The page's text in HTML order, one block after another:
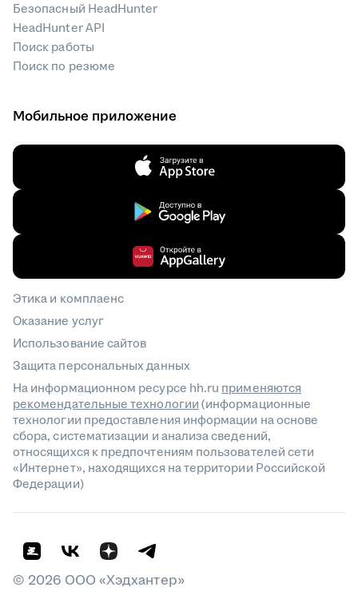
Безопасный HeadHunter
HeadHunter API
Поиск работы
Поиск по резюме
Мобильное приложение
Этика и комплаенс
Оказание услуг
Использование сайтов
Защита персональных данных
На информационном ресурсе hh.ru применяются
рекомендательные технологии(информационные
технологии предоставления информации на основе
сбора, систематизации и анализа сведений,
относящихся к предпочтениям пользователей сети
«Интернет», находящихся на территории Российской
Федерации)
© 2026 ООО «Хэдхантер»